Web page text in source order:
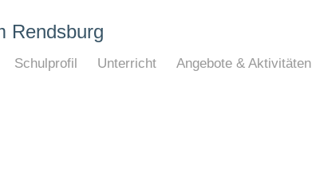
Rendsburg
Schulprofil Unterricht Angebote & Aktivitäten